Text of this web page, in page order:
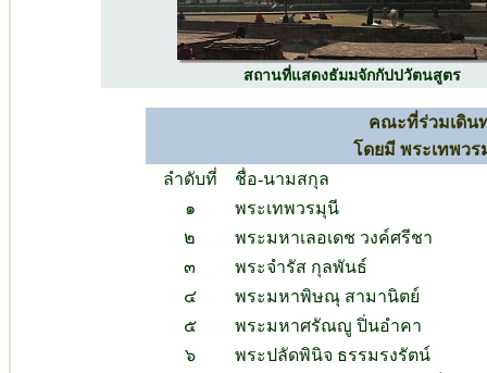
สถานที่แสดงธัมมจักกัปปวัตนสูตร
คณะที่ร่วมเดิน
โดยมี พระเทพว
ลำดับที่
ชื่อ-นามสกุล
๑
พระเทพวรมุนี
๒
พระมหาเลอเดช วงค์ศรีชา
๓
พระจำรัส กุลพันธ์
๔
พระมหาพิษณุ สามานิตย์
๕
พระมหาศรัณญู ปิ่นอำคา
๖
พระปลัดพินิจ ธรรมรงรัตน์